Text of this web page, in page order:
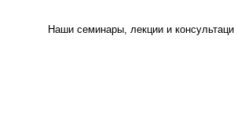
Наши семинары, лекции и